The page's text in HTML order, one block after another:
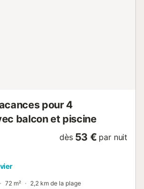
pour 4
balcon et piscine
dès 53 € par nuit
72 m² 2,2 km de la plage